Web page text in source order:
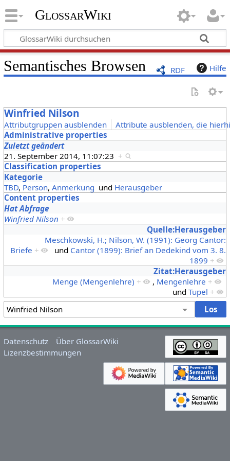
GlossarWiki
RDF Hilfe
Semantisches Browsen
Winfried Nilson
Attributgruppen ausblenden
Attribute ausblenden, die
Administrative properties
Zuletzt geändert
21. September 2014, 11:07:23 +
Classification properties
Kategorie
TBD, Person, Anmerkung und Herausgeber
Content properties
Hat Abfrage
Winfried Nilson +
Quelle:Herausgeber
Meschkowski, H.; Nilson, W. (1991): Georg Cantor:
Briefe + und Cantor (1899): Brief an Dedekind vom 3. 8.
1899 +
Zitat:Herausgeber
Menge (Mengenlehre) + , Mengenlehre +
undTupel +
Datenschutz
Über GlossarWiki
Lizenzbestimmungen